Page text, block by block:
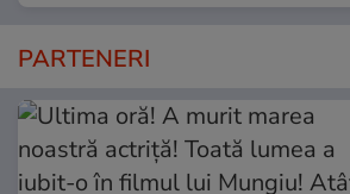
PARTENERI